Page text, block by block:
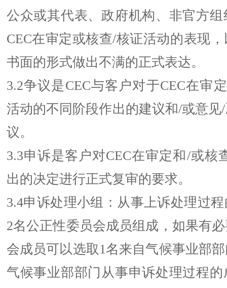
公众或其代表、政府机构、非官方
CEC在审定或核查/核证活动的表现
书面的形式做出不满的正式表达。
3.2争议是CEC与客户对于CEC在审
活动的不同阶段作出的建议和/或意见
议。
3.3申诉是客户对CEC在审定和/或核
出的决定进行正式复审的要求。
3.4申诉处理小组：从事上诉处理过
2名公正性委员会成员组成，如果有
会成员可以选取1名来自气候事业部
气候事业部部门从事申诉处理过程